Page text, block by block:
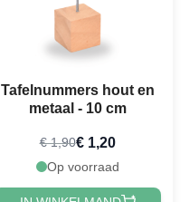
Tafelnummers hout en
metaal - 10 cm
€ 1,90€ 1,20
Op voorraad